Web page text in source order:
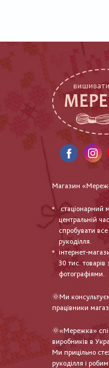
Магазин
стаціонарний
центральній
спробувати
рукоділля.
інтернет-
30 тис.
фотографіями.
🌞Ми
працівники
🌞«Мережка»
виробників в
Ми прицільно
рукоділля і